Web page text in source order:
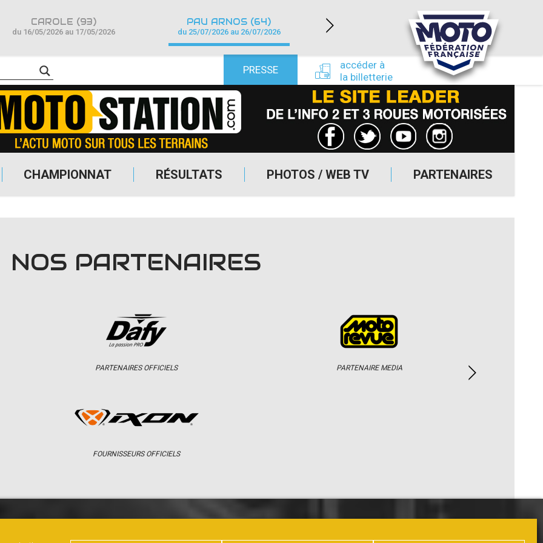
CHAMPIONNAT RÉSULTATS PHOTOS / WEB TV PARTENAIRES
PRESSE
accéder à
la billetterie
CAROLE (93)
du 16/05/2026 au 17/05/2026
PAU ARNOS (64)
du 25/07/2026 au 26/07/2026
LÉDENON (30)
du 22/08/2026 au 23/08/2026
NOS PARTENAIRES
PARTENAIRES OFFICIELS
FOURNISSEURS OFFICIELS
PARTENAIRE MEDIA
CHAMPIONNAT RÉSULTATS PHOTOS / WEB TV PARTENAIRES